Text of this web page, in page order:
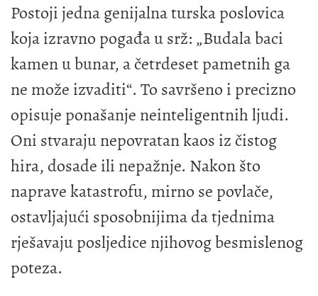
Postoji jedna genijalna turska poslovica
koja izravno pogađa u srž: „Budala baci
kamen u bunar, a četrdeset pametnih ga
ne može izvaditi“. To savršeno i precizno
opisuje ponašanje neinteligentnih ljudi.
Oni stvaraju nepovratan kaos iz čistog
hira, dosade ili nepažnje. Nakon što
naprave katastrofu, mirno se povlače,
ostavljajući sposobnijima da tjednima
rješavaju posljedice njihovog besmislenog
poteza.